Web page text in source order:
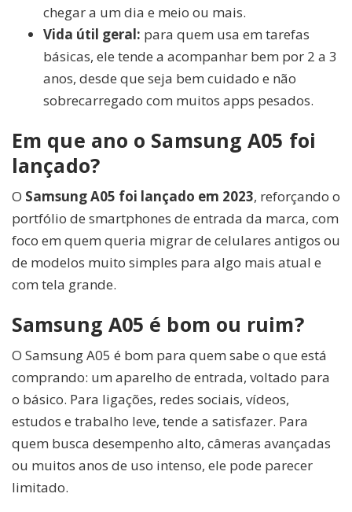
chegar a um dia e meio ou mais.
Vida útil geral: para quem usa em tarefas
básicas, ele tende a acompanhar bem por 2 a 3
anos, desde que seja bem cuidado e não
sobrecarregado com muitos apps pesados.
Em que ano o Samsung A05 foi
lançado?
O Samsung A05 foi lançado em 2023, reforçando o
portfólio de smartphones de entrada da marca, com
foco em quem queria migrar de celulares antigos ou
de modelos muito simples para algo mais atual e
com tela grande.
Samsung A05 é bom ou ruim?
O Samsung A05 é bom para quem sabe o que está
comprando: um aparelho de entrada, voltado para
o básico. Para ligações, redes sociais, vídeos,
estudos e trabalho leve, tende a satisfazer. Para
quem busca desempenho alto, câmeras avançadas
ou muitos anos de uso intenso, ele pode parecer
limitado.